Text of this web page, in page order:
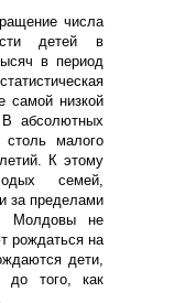
числа
детей в
в период
самой низкой
абсолютных
столь малого
К этому
семей,
за пределами
Молдовы не
рождаться на
дети,
до того, как